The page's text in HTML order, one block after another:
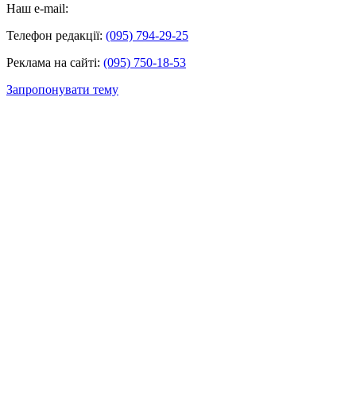
Наш e-mail:
Телефон редакції: (095) 794-29-25
Реклама на сайті: (095) 750-18-53
Запропонувати тему